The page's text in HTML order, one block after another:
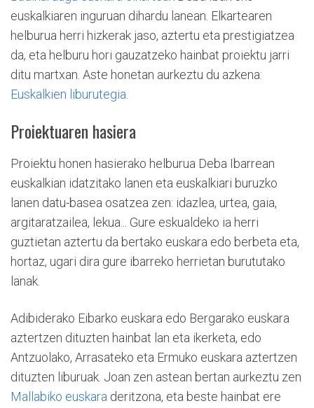
euskalkiaren inguruan dihardu lanean. Elkartearen
helburua herri hizkerak jaso, aztertu eta prestigiatzea
da, eta helburu hori gauzatzeko hainbat proiektu jarri
ditu martxan. Aste honetan aurkeztu du azkena:
Euskalkien liburutegia
Proiektuaren hasiera
Proiektu honen hasierako helburua Deba Ibarrean
euskalkian idatzitako lanen eta euskalkiari buruzko
lanen datu-basea osatzea zen: idazlea, urtea, gaia,
argitaratzailea, lekua... Gure eskualdeko ia herri
guztietan aztertu da bertako euskara edo berbeta eta,
hortaz, ugari dira gure ibarreko herrietan burututako
lanak.
Adibiderako Eibarko euskara edo Bergarako euskara
aztertzen dituzten hainbat lan eta ikerketa, edo
Antzuolako, Arrasateko eta Ermuko euskara aztertzen
dituzten liburuak. Joan zen astean bertan aurkeztu zen
Mallabiko euskara deritzona, eta beste hainbat ere